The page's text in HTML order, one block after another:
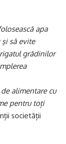
apa
să evite
grădinilor
alimentare cu
pentru toți
societății